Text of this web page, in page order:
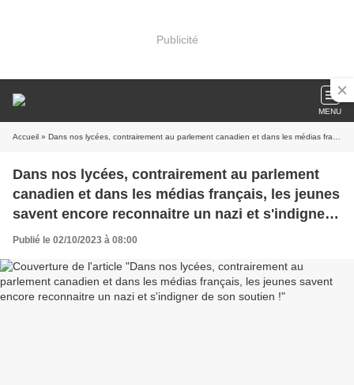
Publicité
MENU
Accueil » Dans nos lycées, contrairement au parlement canadien et dans les médias français, les jeunes savent encore reconnaitre un nazi et s'indigner de son soutien !
Dans nos lycées, contrairement au parlement
canadien et dans les médias français, les jeunes
savent encore reconnaitre un nazi et s'indigner
de son soutien !
Publié le 02/10/2023 à 08:00